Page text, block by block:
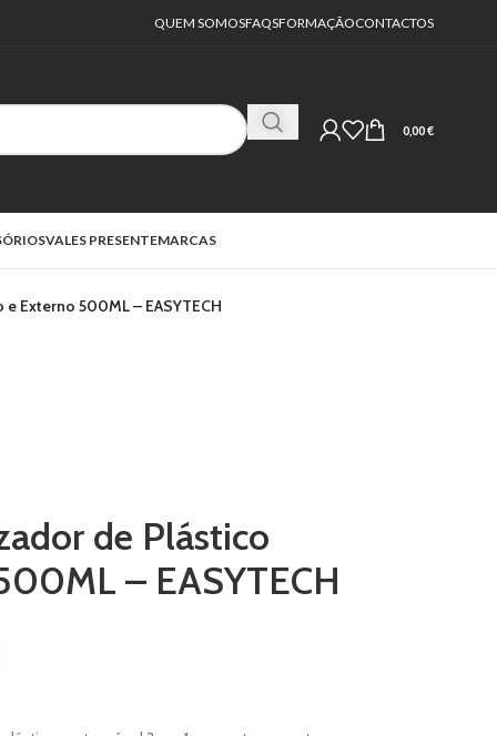
QUEM SOMOSFAQSFORMAÇÃOCONTACTOS
0,00€
VALES PRESENTEMARCAS
Externo 500ML – EASYTECH
de Plástico
– EASYTECH